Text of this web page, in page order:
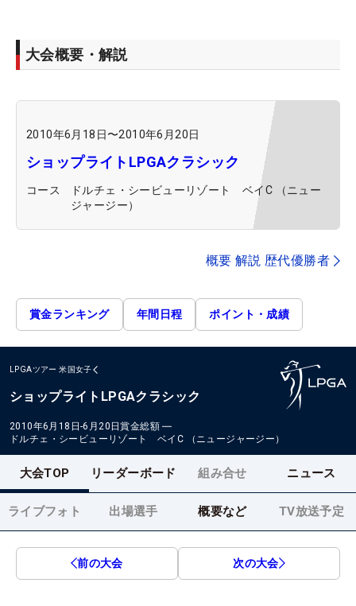
大会概要・解説
2010年6月18日〜2010年6月20日
ショップライトLPGAクラシック
コース
ドルチェ・シービューリゾート ベイC （ニュー
ジャージー）
概要 解説 歴代優勝者
賞金ランキング 年間日程 ポイント・成績
LPGAツアー 米国女子
ショップライトLPGAクラシック
2010年6月18日-6月20日賞金総額 ―
ドルチェ・シービューリゾート ベイC （ニュージャージー）
大会TOP リーダーボード 組み合せ ニュース
ライブフォト 出場選手 概要など TV放送予定
前の大会 次の大会